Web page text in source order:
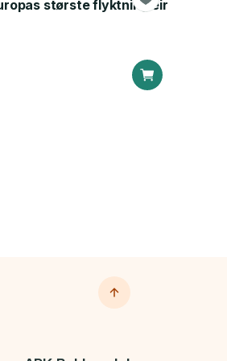
største flyktningleir